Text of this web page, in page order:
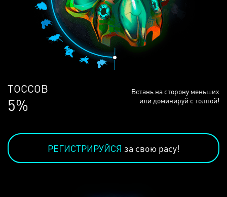
ЛЮДЕЙ
68%
Встань на сторону меньших
или доминируй с толпой!
РЕГИСТРИРУЙСЯ за свою расу!